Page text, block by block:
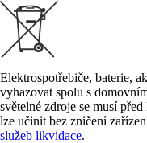
Elektrospotřebiče, baterie,
vyhazovat spolu s
světelné zdroje se musí
lze učinit bez zničení
služeb likvidace.